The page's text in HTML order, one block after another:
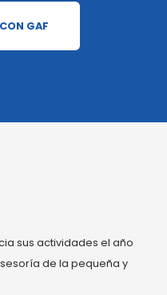
GAF
sus actividades el año
de la pequeña y